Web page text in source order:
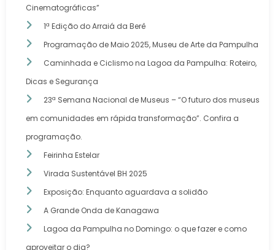
Cinematográficas”
1ª Edição do Arraiá da Berê
Programação de Maio 2025, Museu de Arte da Pampulha
Caminhada e Ciclismo na Lagoa da Pampulha: Roteiro,
Dicas e Segurança
23ª Semana Nacional de Museus – “O futuro dos museus
em comunidades em rápida transformação”. Confira a
programação.
Feirinha Estelar
Virada Sustentável BH 2025
Exposição: Enquanto aguardava a solidão
A Grande Onda de Kanagawa
Lagoa da Pampulha no Domingo: o que fazer e como
aproveitar o dia?